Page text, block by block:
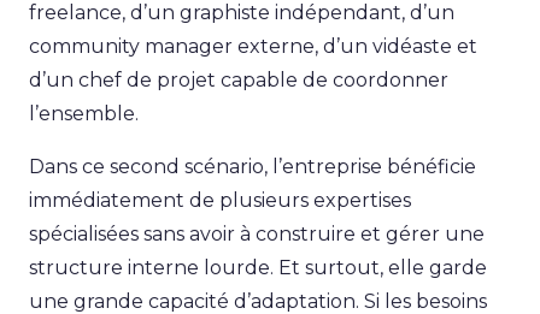
freelance, d’un graphiste indépendant, d’un
community manager externe, d’un vidéaste et
d’un chef de projet capable de coordonner
l’ensemble.
Dans ce second scénario, l’entreprise bénéficie
immédiatement de plusieurs expertises
spécialisées sans avoir à construire et gérer une
structure interne lourde. Et surtout, elle garde
une grande capacité d’adaptation. Si les besoins